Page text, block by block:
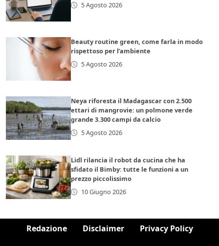
5 Agosto 2026
Beauty routine green, come farla in modo
rispettoso per l’ambiente
5 Agosto 2026
Neya riforesta il Madagascar con 2.500
ettari di mangrovie: un polmone verde
grande 3.300 campi da calcio
5 Agosto 2026
Lidl rilancia il robot da cucina che ha
sfidato il Bimby: tutte le funzioni a un
prezzo piccolissimo
10 Giugno 2026
Redazione Disclaimer Privacy Policy